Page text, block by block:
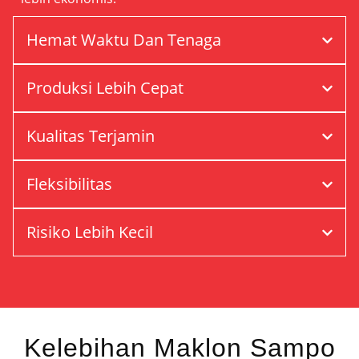
Hemat Waktu Dan Tenaga
Produksi Lebih Cepat
Kualitas Terjamin
Fleksibilitas
Risiko Lebih Kecil
Kelebihan Maklon Sampo